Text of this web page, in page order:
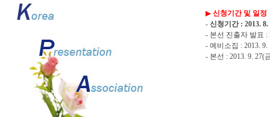
▶ 신청기간 및 일정
- 신청기간 : 2013.
- 본선 진출자 발표 :
- 예비소집 : 2013. 9.